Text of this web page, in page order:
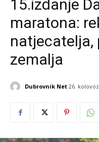
15.izdanje
maratona:
natjecatelja,
zemalja
Dubrovnik Net 26.